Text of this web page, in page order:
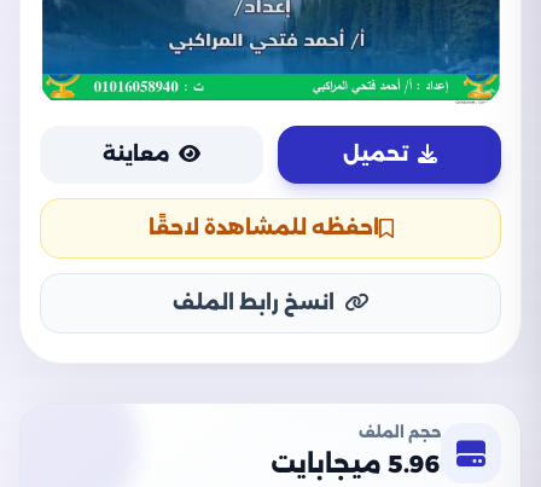
تحميل معاينة
احفظه للمشاهدة لاحقًا
انسخ رابط الملف
حجم الملف
5.96 ميجابايت